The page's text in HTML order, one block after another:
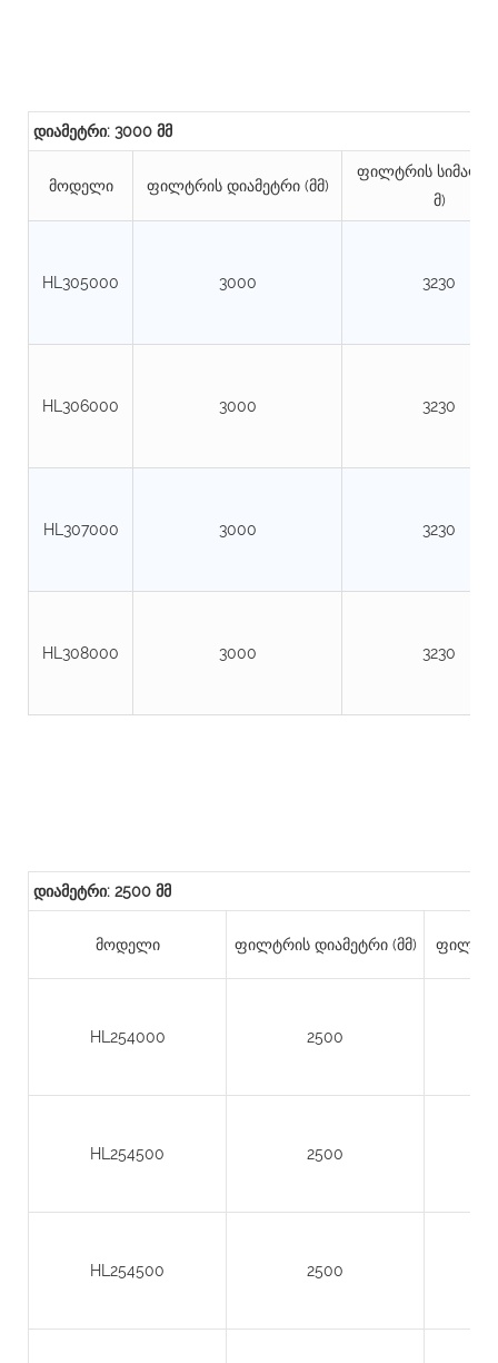
დიამეტრი: 3000 მმ
მოდელი ფილტრის დიამეტრი (მმ)
ფილტრის
მ)
HL305000 3000 3230
HL306000 3000 3230
HL307000 3000 3230
HL308000 3000 3230
დიამეტრი: 2500 მმ
მოდელი ფილტრის დიამეტრი (მმ)
HL254000 2500
HL254500 2500
HL254500 2500